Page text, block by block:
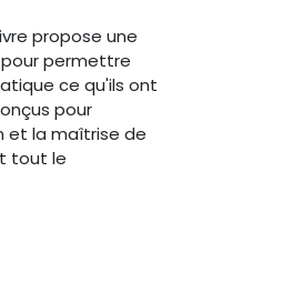
propose une
permettre
ce qu'ils ont
pour
et la maîtrise de
tout le